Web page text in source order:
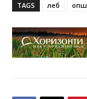
TAGS леб